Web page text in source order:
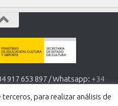
917 653 897 / Whatsapp: +34
-Política de cookies
para realizar análisis de